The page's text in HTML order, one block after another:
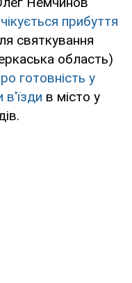
прибуття
святкування
область)
готовність у
в'їзди в місто у